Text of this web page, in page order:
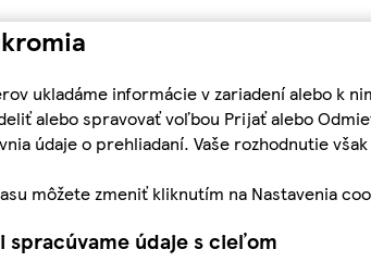
ukladáme informácie v zariadení alebo k
alebo spravovať voľbou Prijať alebo
údaje o prehliadaní. Vaše rozhodnutie
môžete zmeniť kliknutím na Nastavenia
spracúvame údaje s cieľom